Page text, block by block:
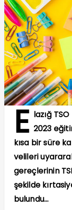
E lazığ
2023
kısa bir süre
velileri
gereçlerinin
şekilde
bulundu…